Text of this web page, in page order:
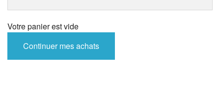
Votre panier est vide
Continuer mes achats